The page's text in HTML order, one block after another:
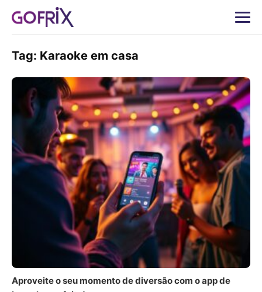
Tag: Karaoke em casa
Aproveite o seu momento de diversão com o app de